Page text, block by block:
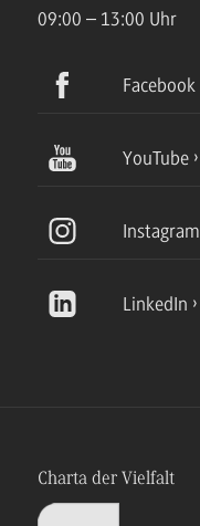
09:00 – 13:00 Uhr
Facebook
YouTube
Instagram
LinkedIn
Charta der Vielfalt